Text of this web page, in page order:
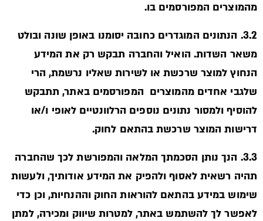
מהמוצרים המפורסמים בו.
3.2. הנתונים המוגדרים כחובה יסומנו באופן שונה ובולט
משאר השדות. הואיל והחברה תבקש רק את המידע
הנחוץ למוצר שרכשת או לשירות שאליו נרשמת, הרי
שלגבי אחדים מהמוצרים המפורסמים באתר, תתבקש
להוסיף ולמסור נתונים נוספים הרלוונטיים לאופי ו/או
דרישות המוצר שרכשת בהתאם לחוק.
3.3. הנך נותן הסכמתך המלאה והמפורשת לכך שהחברה
תהיה רשאית לאסוף ולהפיק את המידע אודותיך, ולעשות
שימוש במידע בהתאם להוראות החוק וההנחיות, וכן כדי
לאפשר לך להשתמש באתר, למטרות שיווק ומכירה, למתן